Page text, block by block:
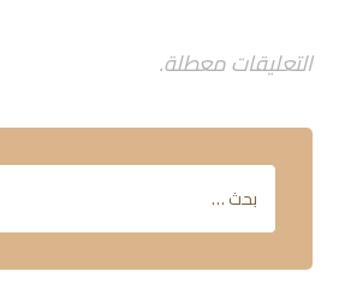
التعليقات معطلة.